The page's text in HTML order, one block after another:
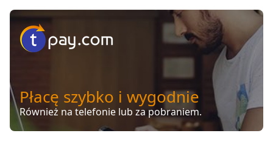
Płacę szybko i wygodnie
Również na telefonie lub za pobraniem.